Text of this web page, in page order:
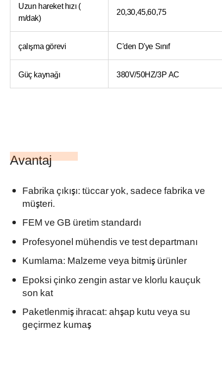
Uzun hareket hızı (
m/dak)
20,30,45,60,75
çalışma görevi C'den D'ye Sınıf
Güç kaynağı 380V/50HZ/3P AC
Avantaj
Fabrika çıkışı: tüccar yok, sadece fabrika ve
müşteri.
FEM ve GB üretim standardı
Profesyonel mühendis ve test departmanı
Kumlama: Malzeme veya bitmiş ürünler
Epoksi çinko zengin astar ve klorlu kauçuk
son kat
Paketlenmiş ihracat: ahşap kutu veya su
geçirmez kumaş